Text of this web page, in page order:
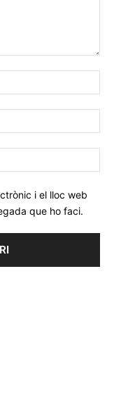
web:
i el lloc web
que ho faci.